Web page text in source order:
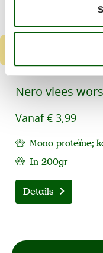
Nero vlees
Vanaf€ 3,99
Mono proteïne;
In 200gr
Details